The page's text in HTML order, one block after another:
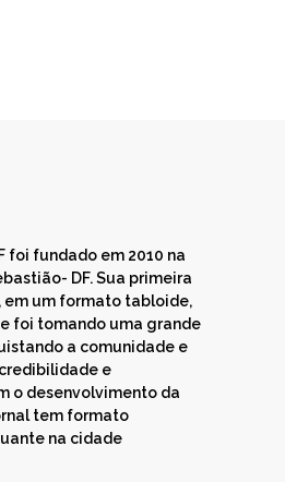
foi fundado em 2010 na
DF. Sua primeira
em um formato tabloide,
foi tomando uma grande
a comunidade e
e
o desenvolvimento da
tem formato
na cidade